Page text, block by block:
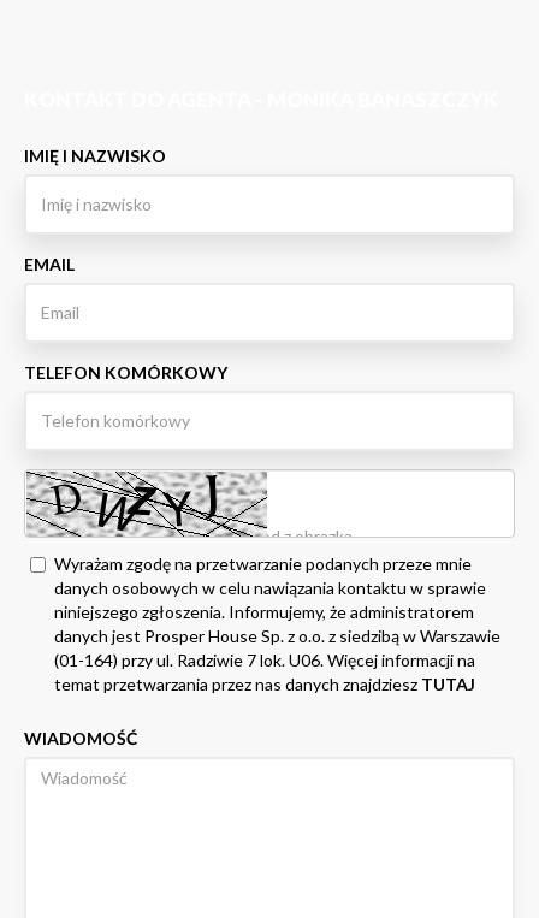
IMIĘ I NAZWISKO
EMAIL
TELEFON KOMÓRKOWY
Wyrażam zgodę na przetwarzanie podanych przeze mnie
danych osobowych w celu nawiązania kontaktu w sprawie
niniejszego zgłoszenia. Informujemy, że administratorem
danych jest Prosper House Sp. z o.o. z siedzibą w Warszawie
(01-164) przy ul. Radziwie 7 lok. U06. Więcej informacji na
temat przetwarzania przez nas danych znajdziesz TUTAJ
WIADOMOŚĆ